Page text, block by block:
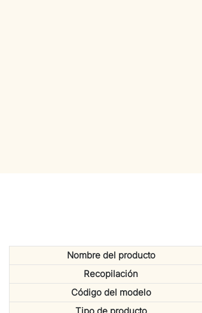
Nombre del producto
Recopilación
Código del modelo